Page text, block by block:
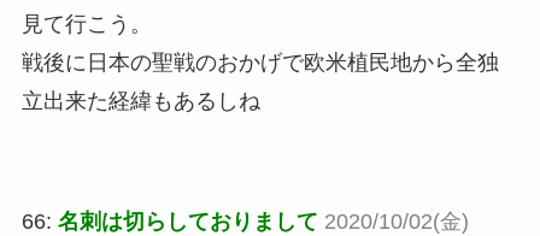
見て行こう。
戦後に日本の聖戦のおかげで欧米植民地から全独
立出来た経緯もあるしね
66: 名刺は切らしておりまして 2020/10/02(金)